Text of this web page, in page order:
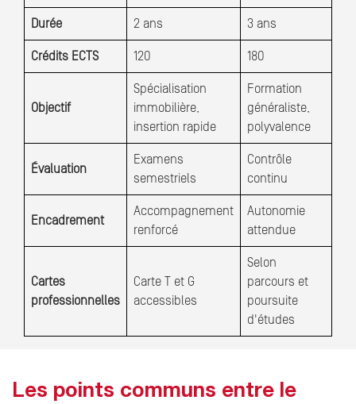
Durée 2 ans 3 ans
Crédits ECTS 120 180
Objectif
Spécialisation
immobilière,
insertion rapide
Formation
généraliste,
polyvalence
Évaluation
Examens
semestriels
Contrôle
continu
Encadrement
Accompagnement
renforcé
Autonomie
attendue
Cartes
professionnelles
Carte T et G
accessibles
Selon
parcours et
poursuite
d'études
Les points communs entre le